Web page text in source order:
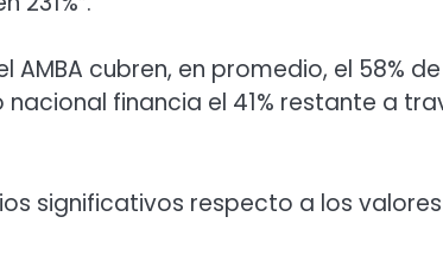
cubren, en promedio, el 58%
financia el 41% restante a
significativos respecto a los valores